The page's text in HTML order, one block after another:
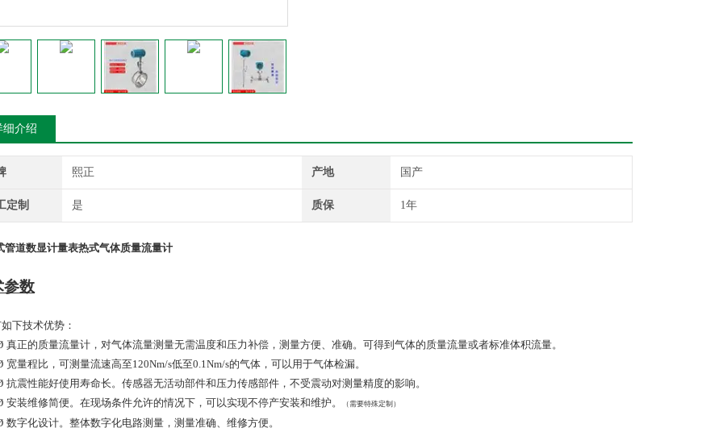
细介绍
熙正 产地 国产
定制 是 质保 1年
管道数显计量表热式气体质量流量计
参数
下技术优势：
真正的质量流量计，对气体流量测量无需温度和压力补偿，测量方便、准确。可得到气体的质量流量或者标准体积流量。
宽量程比，可测量流速高至120Nm/s低至0.1Nm/s的气体，可以用于气体检漏。
抗震性能好使用寿命长。传感器无活动部件和压力传感部件，不受震动对测量精度的影响。
安装维修简便。在现场条件允许的情况下，可以实现不停产安装和维护。 （需要特殊定制）
数字化设计。整体数字化电路测量，测量准确、维修方便。